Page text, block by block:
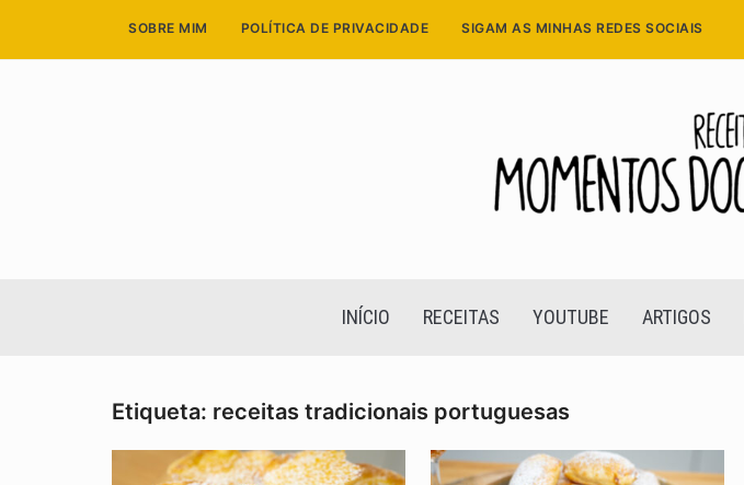
SOBRE MIM POLÍTICA DE PRIVACIDADE SIGAM AS MINHAS REDES SOCIAIS
INÍCIO RECEITAS YOUTUBE ARTIGOS
Etiqueta: receitas tradicionais portuguesas